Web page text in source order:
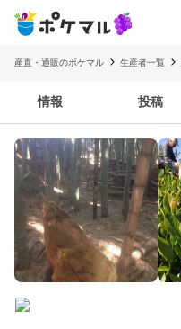
産直・通販のポケマル 生産者一覧
情報 投稿